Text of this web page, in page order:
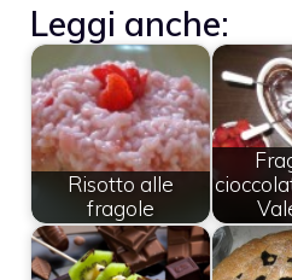
Leggi anche:
Risotto alle
fragole